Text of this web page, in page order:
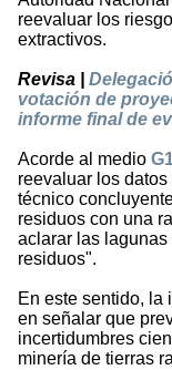
reevaluar los
extractivos.
Revisa |
votación de
informe final de
Acorde al medio
reevaluar los
técnico
residuos con una
aclarar las
residuos".
En este sentido, la
en señalar que
incertidumbres
minería de tierras